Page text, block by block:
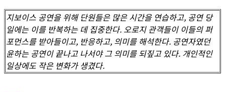
지보이스 공연을 위해 단원들은 많은 시간을 연습하고, 공연 당
일에는 이를 반복하는 데 집중한다. 오로지 관객들이 이들의 퍼
포먼스를 받아들이고, 반응하고, 의미를 해석한다. 공연자였던
윤하는 공연이 끝나고 나서야 그 의미를 되짚고 있다. 개인적인
일상에도 작은 변화가 생겼다.